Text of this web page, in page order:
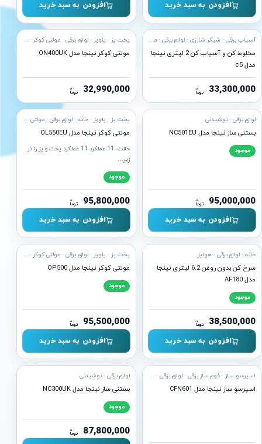
افزودن به سبد خرید افزودن به سبد خرید
آسیاب برقی · شیکر شارژی · لوازم برقی · مخلوط کن · نوشیدنی
مخلوط کن و آسیاب کن 2 لیتری نینجا
مدل c5
33,300,000 توما
ن
پخت پز · پلوپز · لوازم برقی · مولتی کوکر · هواپز
مولتی کوکر نینجا مدل ON400UK
32,990,000 توما
ن
ارسال
لوازم برقی · نوشیدنی
بستنی ساز نینجا مدل NC501EU
موجود
95,000,000 توما
ن
افزودن به سبد خرید
آماده ارسال
پخت پز · پلوپز · خانه · لوازم برقی · مولتی کوکر
مولتی کوکر نینجا مدل OL550EU
حالت، 11 عملکرد 11 عملکرد پخت و پز را در
زیر…
موجود
95,800,000 توما
ن
افزودن به سبد خرید
ارسال
خانه · لوازم برقی · هواپز
سرخ کن بدون روغن 6.2 لیتری نینجا
مدل AF180
موجود
38,500,000 توما
ن
افزودن به سبد خرید
آماده ارسال
پخت پز · پلوپز · لوازم برقی · مولتی کوکر · هواپز
مولتی کوکر نینجا مدل OP500
موجود
95,500,000 توما
ن
افزودن به سبد خرید
اسپرسو ساز · فوم ساز برقی · لوازم برقی · نسپرسو · نوشیدنی
اسپرسو ساز نینجا مدل CFN601
آماده ارسال
لوازم برقی · نوشیدنی
بستنی ساز نینجا مدل NC300UK
موجود
87,800,000 توما
ن